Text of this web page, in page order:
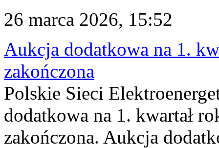
26 marca 2026, 15:52
Aukcja dodatkowa na 1.
zakończona
Polskie Sieci
dodatkowa na 1. kwartał
zakończona. Aukcja